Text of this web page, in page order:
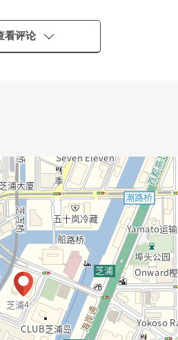
积、地板暖气的
的风景有开放感觉
洗烘干机、垃圾处理器·碗橱的
，步入式衣帽间的
入式鞋柜在旁边附带门口
下旬完毕)
属部的部分修理
交换
部分空调1台交换etc...
看评论